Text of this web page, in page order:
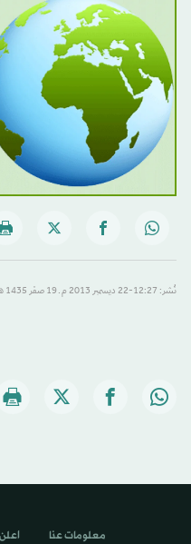
نُشر: 12:27-22 ديسمبر 2013 م ـ 19 صفَر 1435 هـ
معلومات عنا